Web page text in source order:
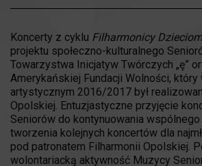
Koncerty z cyklu Filharmonicy Dzieciom
projektu społeczno-kulturalnego
Towarzystwa Inicjatyw Twórczych „ę”
Amerykańskiej Fundacji Wolności,
artystycznym 2016/2017 był
Opolskiej. Entuzjastyczne przyjęcie
Seniorów do kontynuowania
tworzenia kolejnych koncertów dla
pod patronatem Filharmonii Opolskiej.
wolontariacką aktywność Muzycy